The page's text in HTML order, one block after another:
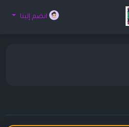
انضم إلينا